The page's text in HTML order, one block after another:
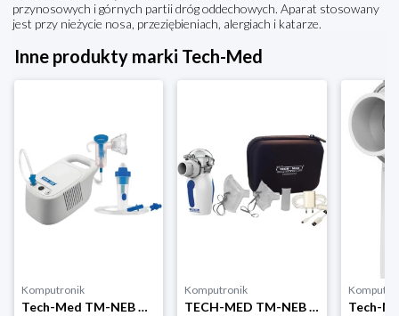
przynosowych i górnych partii dróg oddechowych. Aparat stosowany
jest przy nieżycie nosa, przeziębieniach, alergiach i katarze.
Inne produkty marki Tech-Med
Komputronik
Tech-Med TM-NEB HOSPI
Komputronik
TECH-MED TM-NEB MICRO MESH Tech-Med